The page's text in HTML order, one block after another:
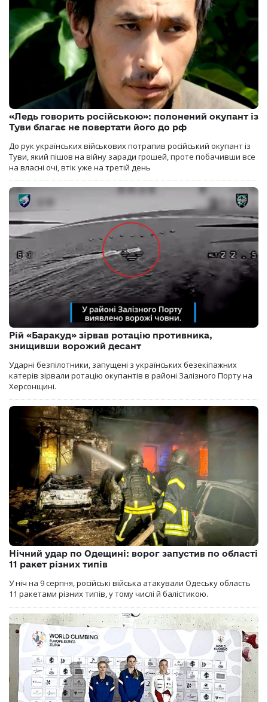
«Ледь говорить російською»: полонений окупант із
Туви благає не повертати його до рф
До рук українських військових потрапив російський окупант із
Туви, який пішов на війну заради грошей, проте побачивши все
на власні очі, втік уже на третій день
Рій «Баракуд» зірвав ротацію противника,
знищивши ворожий десант
Ударні безпілотники, запущені з українських безекіпажних
катерів зірвали ротацію окупантів в районі Залізного Порту на
Херсонщині.
Нічний удар по Одещині: ворог запустив по області
11 ракет різних типів
У ніч на 9 серпня, російські війська атакували Одеську область
11 ракетами різних типів, у тому числі й балістикою.